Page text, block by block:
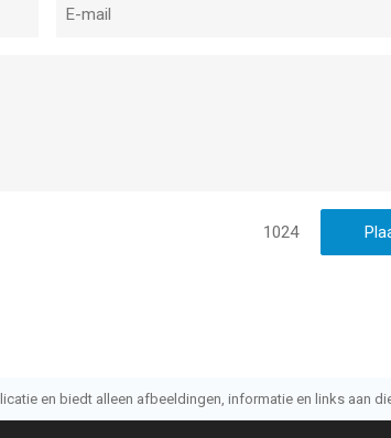
1024
en biedt alleen afbeeldingen, informatie en links aan